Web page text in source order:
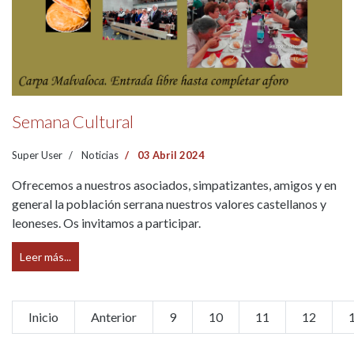
Semana Cultural
Super User Noticias 03 Abril 2024
Ofrecemos a nuestros asociados, simpatizantes, amigos y en
general la población serrana nuestros valores castellanos y
leoneses. Os invitamos a participar.
Leer más...
Inicio Anterior 9 10 11 12